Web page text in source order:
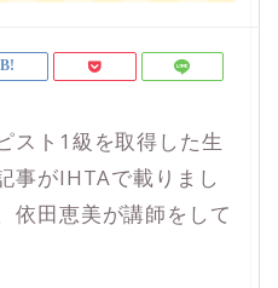
スト1級を取得した生
事がIHTAで載りまし
依田恵美が講師をして